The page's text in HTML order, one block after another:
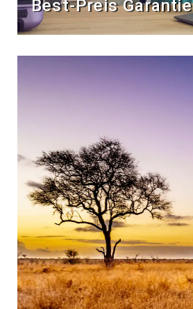
Best-Preis Garantie